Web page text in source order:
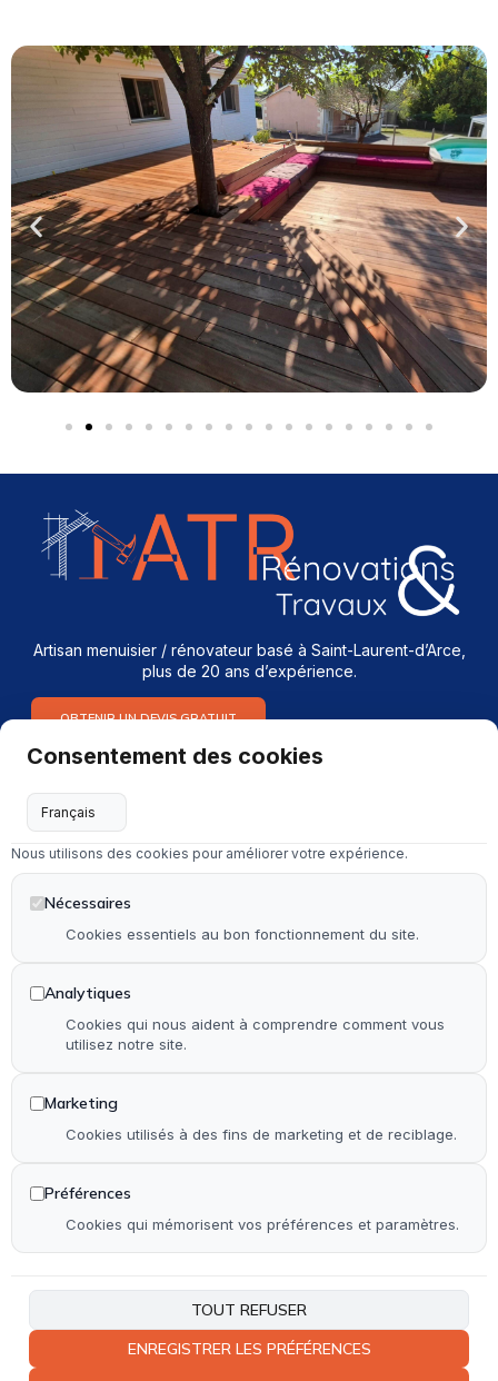
Artisan menuisier / rénovateur basé à Saint-Laurent-d’Arce,
plus de 20 ans d’expérience.
OBTENIR UN DEVIS GRATUIT
Services
Menuiserie intérieure & extérieure
Dépannage en serrurerie et vitrerie
Installation & rénovation de salle de bain
Installation & rénovation de cuisine
Pose de terrasse & contour de piscine en bois
Pose de parquet (stratifié, PVC et bois)
Autre
Accueil
Qui suis-je ?
Coordonnées
Consentement des cookies
Nous utilisons des cookies pour améliorer votre expérience.
Nécessaires
Cookies essentiels au bon fonctionnement du site.
Analytiques
Cookies qui nous aident à comprendre comment vous
utilisez notre site.
Marketing
Cookies utilisés à des fins de marketing et de reciblage.
Préférences
Cookies qui mémorisent vos préférences et paramètres.
TOUT REFUSER
ENREGISTRER LES PRÉFÉRENCES